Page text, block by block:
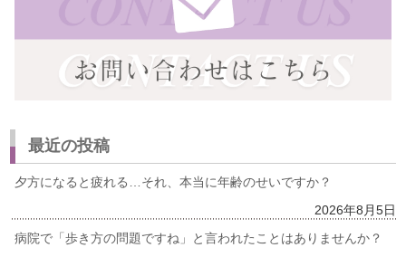
最近の投稿
夕方になると疲れる…それ、本当に年齢のせいですか？
2026年8月5日
病院で「歩き方の問題ですね」と言われたことはありませんか？